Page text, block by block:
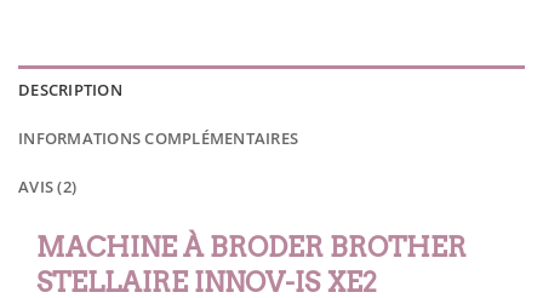
DESCRIPTION
INFORMATIONS COMPLÉMENTAIRES
AVIS (2)
MACHINE À BRODER BROTHER
STELLAIRE INNOV-IS XE2